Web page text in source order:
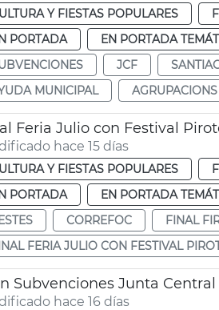
Y FIESTAS POPULARES
PORTADA
EN PORTADA
JCF
MUNICIPAL
Feria Julio con Festival
hace 15 días
Y FIESTAS POPULARES
PORTADA
EN PORTADA
CORREFOC
FINAL
FERIA JULIO CON FESTIVAL
Subvenciones Junta
hace 16 días